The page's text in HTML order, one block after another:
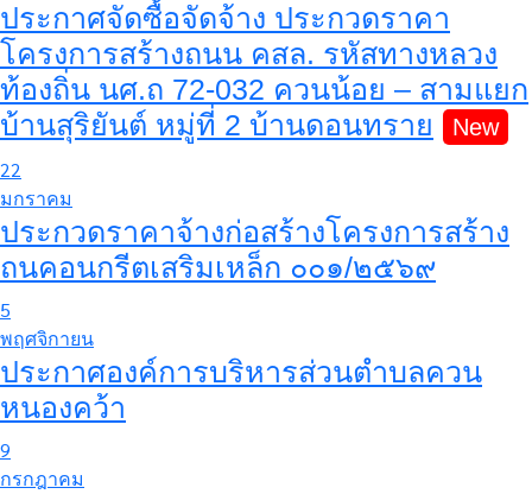
ประกาศจัดซื้อจัดจ้าง ประกวดราคา
โครงการสร้างถนน คสล. รหัสทางหลวง
ท้องถิ่น นศ.ถ 72-032 ควนน้อย – สามแยก
บ้านสุริยันต์ หมู่ที่ 2 บ้านดอนทราย
22
มกราคม
ประกวดราคาจ้างก่อสร้างโครงการสร้าง
ถนคอนกรีตเสริมเหล็ก ๐๐๑/๒๕๖๙
5
พฤศจิกายน
ประกาศองค์การบริหารส่วนตำบลควน
หนองคว้า
9
กรกฎาคม